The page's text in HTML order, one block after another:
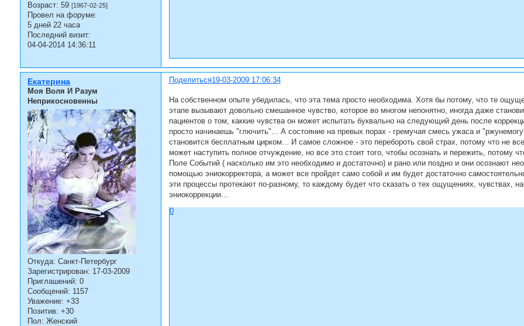
Возраст: 59[1967-02-25]
Провел на форуме:
5 дней 22 часа
Последний визит:
04-04-2014 14:36:11
Поделиться19-03-2009 17:06:34
Екатерина
Моя Воля И Разум
Неприкосновенны
Откуда: Санкт-Петербург
Зарегистрирован: 17-03-2009
Приглашений: 0
Сообщений: 1157
Уважение: +33
Позитив: +30
Пол: Женский
На собственном опыте убедилась, что эта тема просто необходима. Хотя бы потому, что те
этапе вызывают довольно смешанное чувство, которое во многом непонятно, иногда даже
пациентов о том, каккие чувства он может испытать буквально на следующий день после
просто начинаешь "глючить"... А состояние на превых порах - гремучая смесь ужаса и
становится бесплатным цирком... И самое сложное - это перебороть свой страх, потому что не
может наступить полное отчуждение, но все это стоит того, чтобы осознать и пережить,
Поле Событий ( насколько им это необходимо и достаточно) и рано или поздно и они осознают
помощью эниокорректора, а может все пройдет само собой и им будет достаточно
эти процессы протекают по-разному, то каждому будет что сказать о тех ощущениях, чувствах,
эниокоррекции...
0